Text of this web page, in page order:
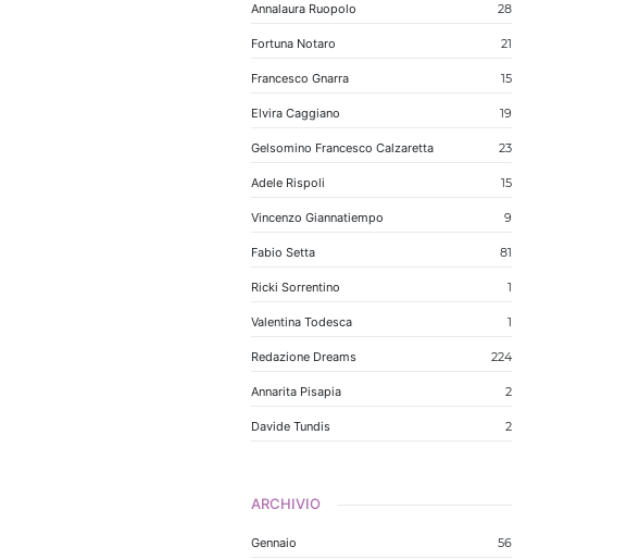
Annalaura Ruopolo 28
Fortuna Notaro 21
Francesco Gnarra 15
Elvira Caggiano 19
Gelsomino Francesco Calzaretta 23
Adele Rispoli 15
Vincenzo Giannatiempo 9
Fabio Setta 81
Ricki Sorrentino 1
Valentina Todesca 1
Redazione Dreams 224
Annarita Pisapia 2
Davide Tundis 2
ARCHIVIO
Gennaio 56